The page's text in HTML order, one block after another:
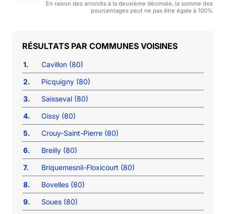
En raison des arrondis à la deuxième décimale, la somme des
pourcentages peut ne pas être égale à 100%
COMMUNES VOISINES
1.
Cavillon (80)
2.
Picquigny (80)
3.
Saisseval (80)
4.
Oissy (80)
5.
Crouy-Saint-Pierre (80)
6.
Breilly (80)
7.
Briquemesnil-Floxicourt (80)
8.
Bovelles (80)
9.
Soues (80)